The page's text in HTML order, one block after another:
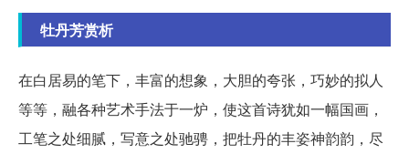
牡丹芳赏析
在白居易的笔下，丰富的想象，大胆的夸张，巧妙的拟人
等等，融各种艺术手法于一炉，使这首诗犹如一幅国画，
工笔之处细腻，写意之处驰骋，把牡丹的丰姿神韵韵，尽